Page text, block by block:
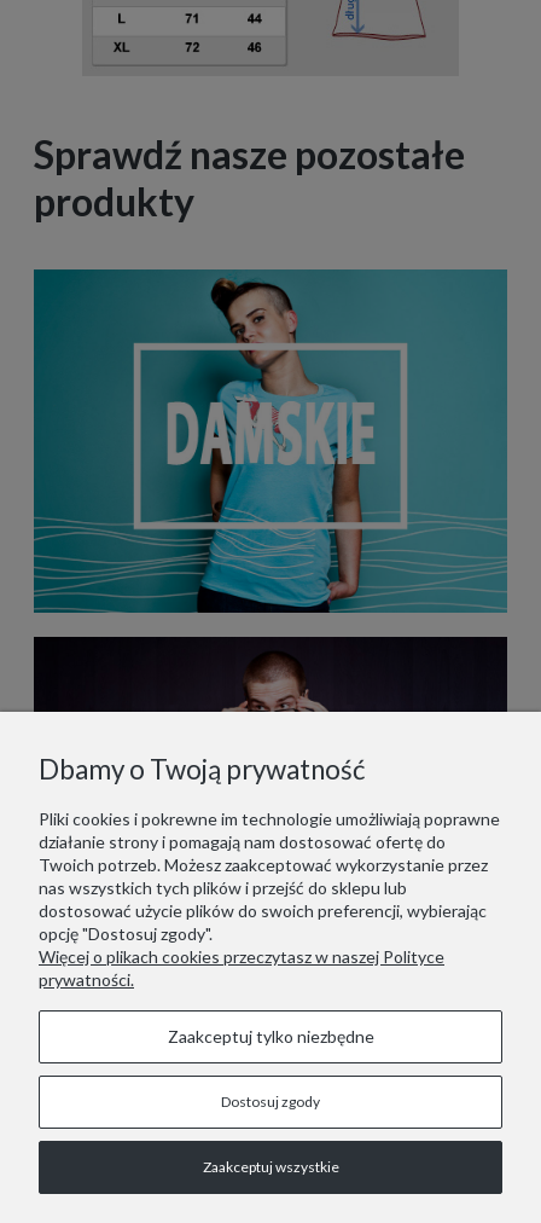
Sprawdź nasze pozostałe
produkty
STOPKA
COPYRIGHT © 2021 RED LIZARD.
Dbamy o Twoją prywatność
Pliki cookies i pokrewne im technologie umożliwiają poprawne
działanie strony i pomagają nam dostosować ofertę do
Twoich potrzeb. Możesz zaakceptować wykorzystanie przez
nas wszystkich tych plików i przejść do sklepu lub
dostosować użycie plików do swoich preferencji, wybierając
opcję "Dostosuj zgody".
Więcej o plikach cookies przeczytasz w naszej Polityce
prywatności.
Zaakceptuj tylko niezbędne
Dostosuj zgody
Zaakceptuj wszystkie